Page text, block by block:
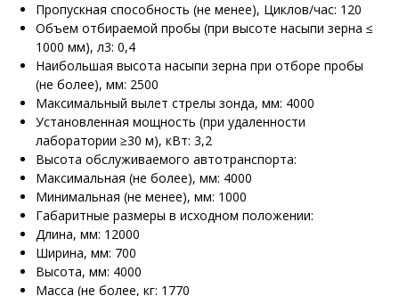
Пропускная способность (не менее), Циклов/час: 120
Объем отбираемой пробы (при высоте насыпи зерна ≤
1000 мм), л3: 0,4
Наибольшая высота насыпи зерна при отборе пробы
(не более), мм: 2500
Максимальный вылет стрелы зонда, мм: 4000
Установленная мощность (при удаленности
лаборатории ≥30 м), кВт: 3,2
Высота обслуживаемого автотранспорта:
Максимальная (не более), мм: 4000
Минимальная (не менее), мм: 1000
Габаритные размеры в исходном положении:
Длина, мм: 12000
Ширина, мм: 700
Высота, мм: 4000
Масса (не более, кг: 1770